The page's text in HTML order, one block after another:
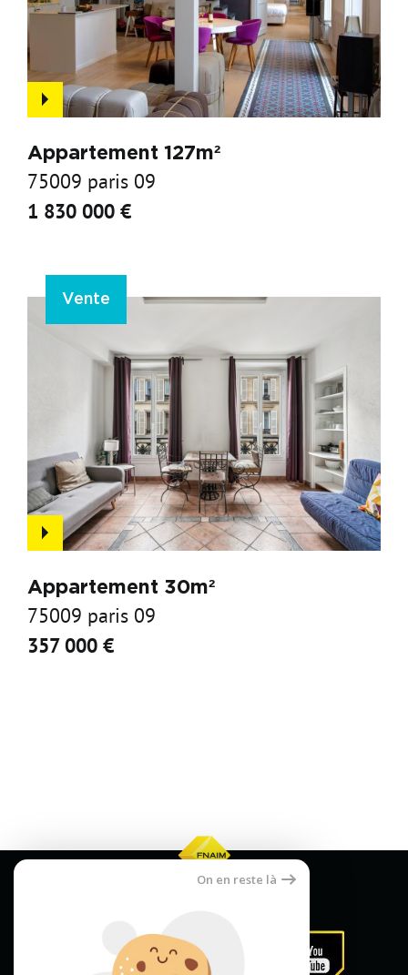
Appartement 127m²
75009 paris 09
1 830 000 €
Vente
Appartement 30m²
75009 paris 09
357 000 €
On en reste là